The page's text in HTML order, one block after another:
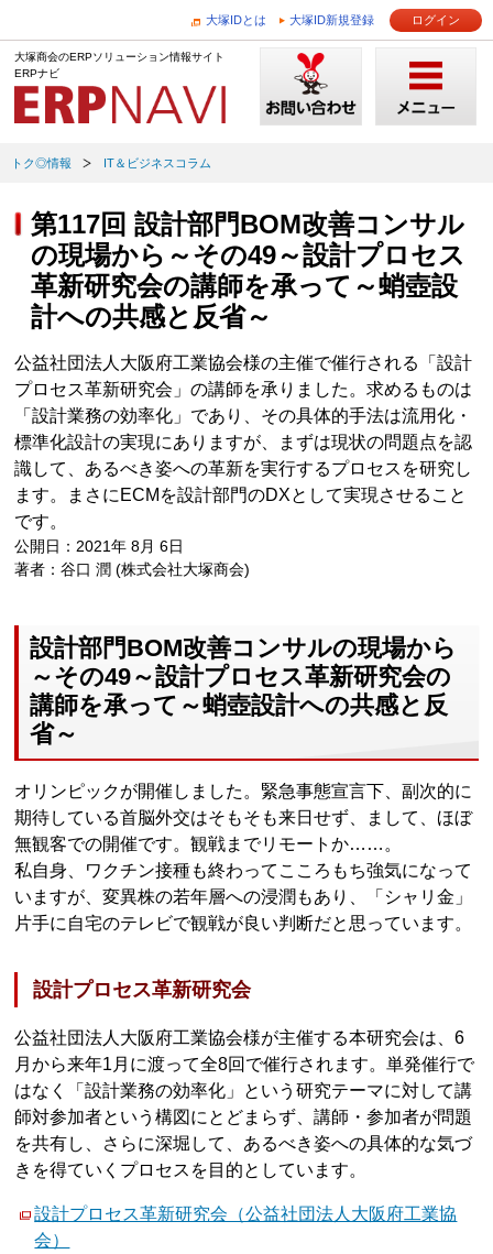
大塚IDとは 大塚ID新規登録 ログイン
大塚商会のERPソリューション情報サイト
ERPナビ
トク◎情報 IT＆ビジネスコラム
第117回 設計部門BOM改善コンサル
の現場から～その49～設計プロセス
革新研究会の講師を承って～蛸壺設
計への共感と反省～
公益社団法人大阪府工業協会様の主催で催行される「設計
プロセス革新研究会」の講師を承りました。求めるものは
「設計業務の効率化」であり、その具体的手法は流用化・
標準化設計の実現にありますが、まずは現状の問題点を認
識して、あるべき姿への革新を実行するプロセスを研究し
ます。まさにECMを設計部門のDXとして実現させること
です。
公開日：2021年 8月 6日
著者：谷口 潤 (株式会社大塚商会)
設計部門BOM改善コンサルの現場から
～その49～設計プロセス革新研究会の
講師を承って～蛸壺設計への共感と反
省～
オリンピックが開催しました。緊急事態宣言下、副次的に
期待している首脳外交はそもそも来日せず、まして、ほぼ
無観客での開催です。観戦までリモートか……。
私自身、ワクチン接種も終わってこころもち強気になって
いますが、変異株の若年層への浸潤もあり、「シャリ金」
片手に自宅のテレビで観戦が良い判断だと思っています。
設計プロセス革新研究会
公益社団法人大阪府工業協会様が主催する本研究会は、6
月から来年1月に渡って全8回で催行されます。単発催行で
はなく「設計業務の効率化」という研究テーマに対して講
師対参加者という構図にとどまらず、講師・参加者が問題
を共有し、さらに深堀して、あるべき姿への具体的な気づ
きを得ていくプロセスを目的としています。
設計プロセス革新研究会（公益社団法人大阪府工業協
会）